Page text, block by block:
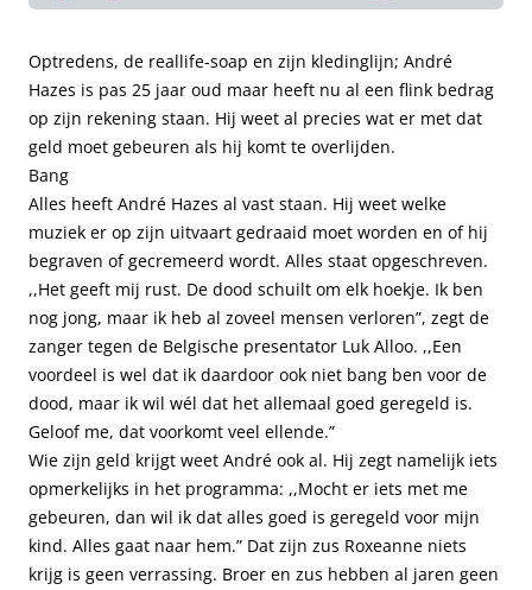
Optredens, de reallife-soap en zijn kledinglijn; André
Hazes is pas 25 jaar oud maar heeft nu al een flink bedrag
op zijn rekening staan. Hij weet al precies wat er met dat
geld moet gebeuren als hij komt te overlijden.
Bang
Alles heeft André Hazes al vast staan. Hij weet welke
muziek er op zijn uitvaart gedraaid moet worden en of hij
begraven of gecremeerd wordt. Alles staat opgeschreven.
,,Het geeft mij rust. De dood schuilt om elk hoekje. Ik ben
nog jong, maar ik heb al zoveel mensen verloren”, zegt de
zanger tegen de Belgische presentator Luk Alloo. ,,Een
voordeel is wel dat ik daardoor ook niet bang ben voor de
dood, maar ik wil wél dat het allemaal goed geregeld is.
Geloof me, dat voorkomt veel ellende.”
Wie zijn geld krijgt weet André ook al. Hij zegt namelijk iets
opmerkelijks in het programma: ,,Mocht er iets met me
gebeuren, dan wil ik dat alles goed is geregeld voor mijn
kind. Alles gaat naar hem.” Dat zijn zus Roxeanne niets
krijg is geen verrassing. Broer en zus hebben al jaren geen